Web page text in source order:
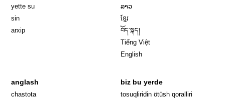
yette su
sin
arxip
ລາວ
ខ្មែរ
བོད་སྐད།
Tiếng Việt
English
anglash
chastota
biz bu yerde
tosuqliridin ötüsh qoralliri